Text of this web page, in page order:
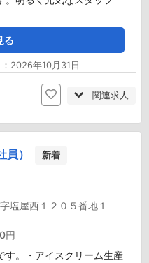
る
2026年10月31日
関連求人
員） 新着
塩屋西１２０５番地１
円
す。・アイスクリーム生産